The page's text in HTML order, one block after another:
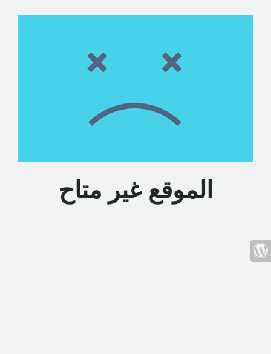
الموقع غير متاح